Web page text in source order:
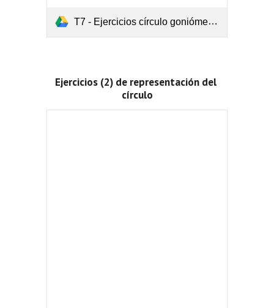
T7 - Ejercicios círculo goniómetro 1.pdf
Ejercicios (2) de representación del
círculo